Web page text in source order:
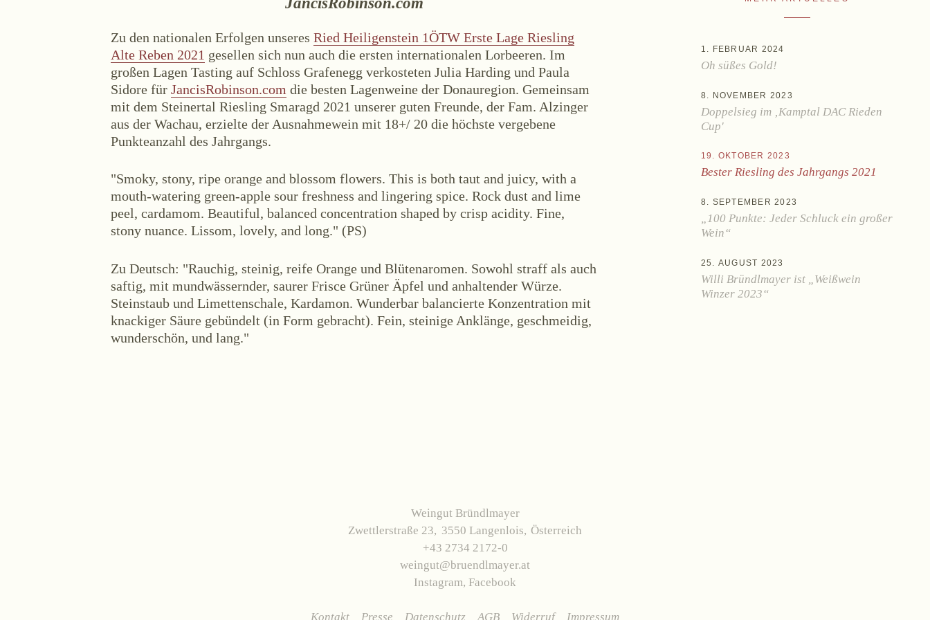
ÜBER UNS
Aktuelles Termine Tagebuch Team Presse
Zwettlerstraße 23 3550 Langenlois Österreich +43 2734 2172-0 weingut@bruendlmayer.at Datenschutz
Zu den nationalen Erfolgen unseres Ried Heiligenstein 1ÖTW Erste Lage Riesling
Alte Reben 2021 gesellen sich nun auch die ersten internationalen Lorbeeren. Im
großen Lagen Tasting auf Schloss Grafenegg verkosteten Julia Harding und Paula
Sidore für JancisRobinson.com die besten Lagenweine der Donauregion. Gemeinsam
mit dem Steinertal Riesling Smaragd 2021 unserer guten Freunde, der Fam. Alzinger
aus der Wachau, erzielte der Ausnahmewein mit 18+/ 20 die höchste vergebene
Punkteanzahl des Jahrgangs.
"Smoky, stony, ripe orange and blossom flowers. This is both taut and juicy, with a
mouth-watering green-apple sour freshness and lingering spice. Rock dust and lime
peel, cardamom. Beautiful, balanced concentration shaped by crisp acidity. Fine,
stony nuance. Lissom, lovely, and long." (PS)
Zu Deutsch: "Rauchig, steinig, reife Orange und Blütenaromen. Sowohl straff als auch
saftig, mit mundwässernder, saurer Frisce Grüner Äpfel und anhaltender Würze.
Steinstaub und Limettenschale, Kardamon. Wunderbar balancierte Konzentration mit
knackiger Säure gebündelt (in Form gebracht). Fein, steinige Anklänge, geschmeidig,
wunderschön, und lang."
1. FEBRUAR 2024
Oh süßes Gold!
8. NOVEMBER 2023
Doppelsieg im ‚Kamptal DAC Rieden
Cup'
19. OKTOBER 2023
Bester Riesling des Jahrgangs 2021
8. SEPTEMBER 2023
„100 Punkte: Jeder Schluck ein großer
Wein“
25. AUGUST 2023
Willi Bründlmayer ist „Weißwein
Winzer 2023“
Weingut Bründlmayer
Zwettlerstraße 23
3550 Langenlois Österreich
+43 2734 2172-0
weingut@bruendlmayer.at
Instagram, Facebook
Kontakt Presse Datenschutz AGB Widerruf Impressum